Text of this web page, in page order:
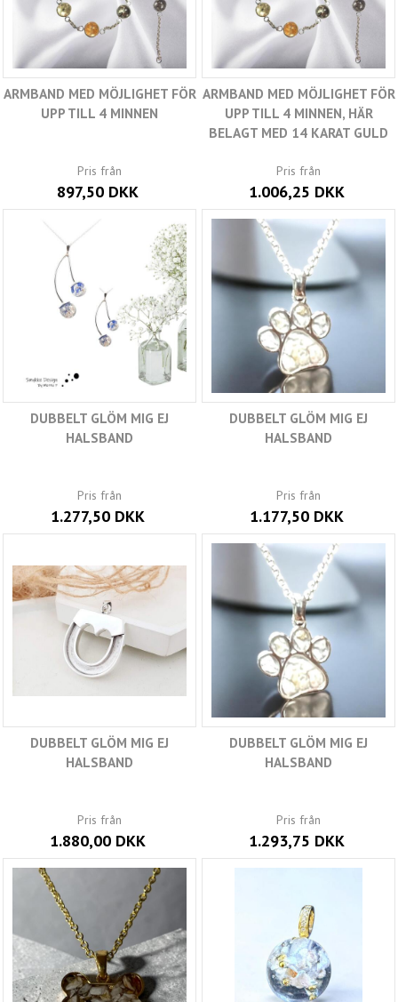
ARMBAND MED MÖJLIGHET FÖR
UPP TILL 4 MINNEN
Pris från
897,50 DKK
ARMBAND MED MÖJLIGHET FÖR
UPP TILL 4 MINNEN, HÄR
BELAGT MED 14 KARAT GULD
Pris från
1.006,25 DKK
DUBBELT GLÖM MIG EJ
HALSBAND
Pris från
1.277,50 DKK
DUBBELT GLÖM MIG EJ
HALSBAND
Pris från
1.177,50 DKK
DUBBELT GLÖM MIG EJ
HALSBAND
Pris från
1.880,00 DKK
DUBBELT GLÖM MIG EJ
HALSBAND
Pris från
1.293,75 DKK